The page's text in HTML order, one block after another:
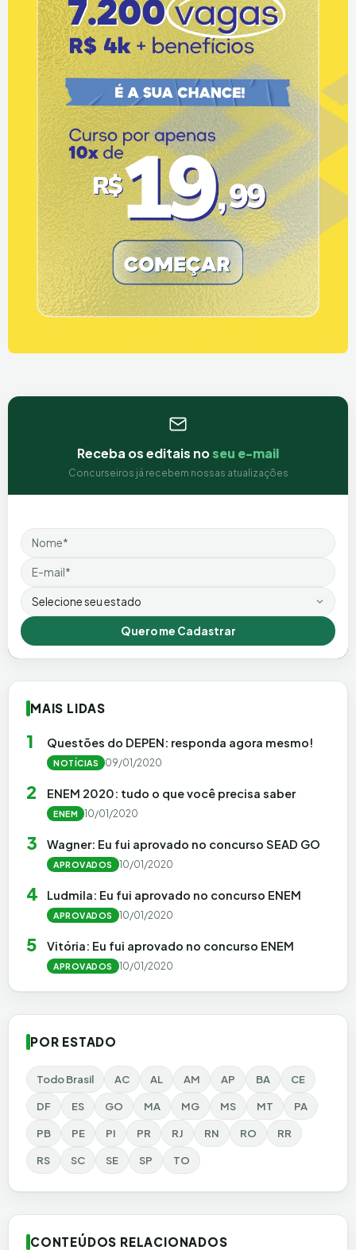
Receba os editais noseu e-mail
Concurseiros já recebem nossas atualizações
Nome
Email
Estado
Quero me Cadastrar
MAIS LIDAS
1 Questões do DEPEN: responda agora mesmo!
NOTÍCIAS 09/01/2020
2 ENEM 2020: tudo o que você precisa saber
ENEM 10/01/2020
3 Wagner: Eu fui aprovado no concurso SEAD GO
APROVADOS 10/01/2020
4 Ludmila: Eu fui aprovado no concurso ENEM
APROVADOS 10/01/2020
5 Vitória: Eu fui aprovado no concurso ENEM
APROVADOS 10/01/2020
POR ESTADO
Todo Brasil AC AL AM AP BA CE
DF ES GO MA MG MS MT PA
PB PE PI PR RJ RN RO RR
RS SC SE SP TO
CONTEÚDOS RELACIONADOS